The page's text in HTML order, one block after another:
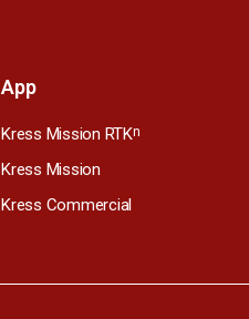
App
Kress Mission RTKn
Kress Mission
Kress Commercial